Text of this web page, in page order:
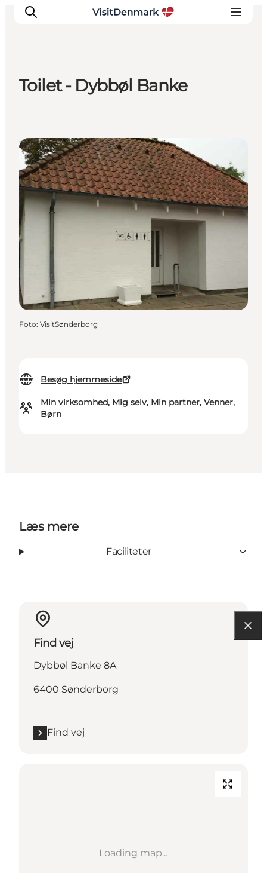
Oplevelser
Overnatning
Planlæg ferien
Toilet - Dybbøl Banke
Besøg hjemmeside
Min virksomhed, Mig selv, Min partner, Venner,
Børn
Toilet
Foto: VisitSønderborg
Læs mere
Faciliteter
Find vej
Dybbøl Banke 8A
6400 Sønderborg
Find vej
Loading map...